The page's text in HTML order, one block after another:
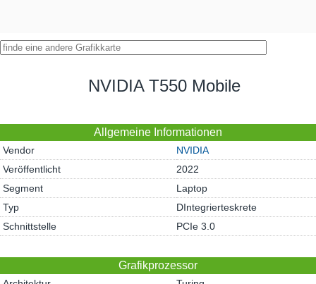
NVIDIA T550 Mobile
Allgemeine Informationen
Vendor
NVIDIA
Veröffentlicht
2022
Segment
Laptop
Typ
DIntegrierteskrete
Schnittstelle
PCIe 3.0
Grafikprozessor